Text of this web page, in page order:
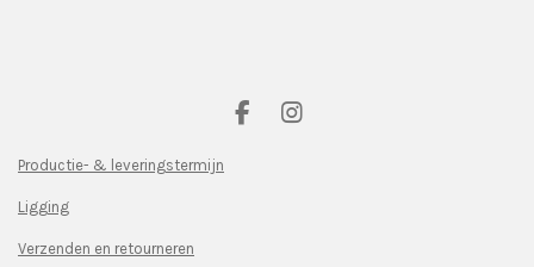
F
I
Productie- & leveringstermijn
Ligging
Verzenden en retourneren